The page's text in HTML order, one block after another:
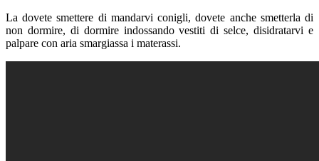
La dovete smettere di mandarvi conigli, dovete anche smetterla di
non dormire, di dormire indossando vestiti di selce, disidratarvi e
palpare con aria smargiassa i materassi.